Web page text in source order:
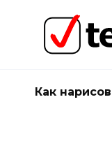
содержанию
Как